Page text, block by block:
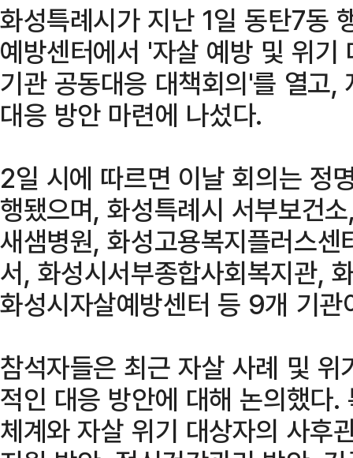
화성특례시가 지난 1일 동탄7동
예방센터에서 '자살 예방 및 위
기관 공동대응 대책회의'를 열고,
대응 방안 마련에 나섰다.
2일 시에 따르면 이날 회의는 정
행됐으며, 화성특례시 서부보건
새샘병원, 화성고용복지플러스
서, 화성시서부종합사회복지관,
화성시자살예방센터 등 9개 기관
참석자들은 최근 자살 사례 및
적인 대응 방안에 대해 논의했다
체계와 자살 위기 대상자의 사후